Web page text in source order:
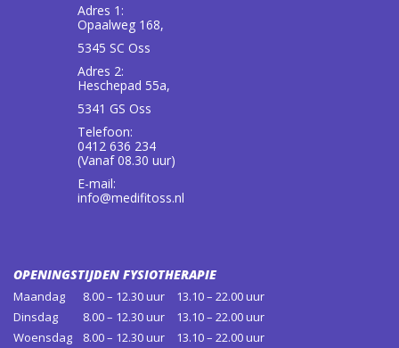
Adres 1:
Opaalweg 168,
5345 SC Oss
Adres 2:
Heschepad 55a,
5341 GS Oss
Telefoon:
0412 636 234
(Vanaf 08.30 uur)
E-mail:
info@medifitoss.nl
OPENINGSTIJDEN FYSIOTHERAPIE
Maandag 8.00 – 12.30 uur
13.10 – 22.00 uur
Dinsdag
8.00 – 12.30 uur
13.10 – 22.00 uur
Woensdag
8.00 – 12.30 uur
13.10 – 22.00 uur